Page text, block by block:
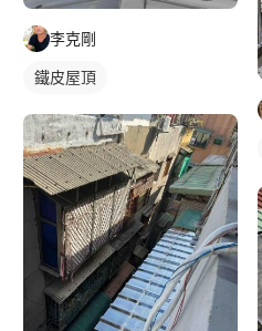
李克剛
鐵皮屋頂